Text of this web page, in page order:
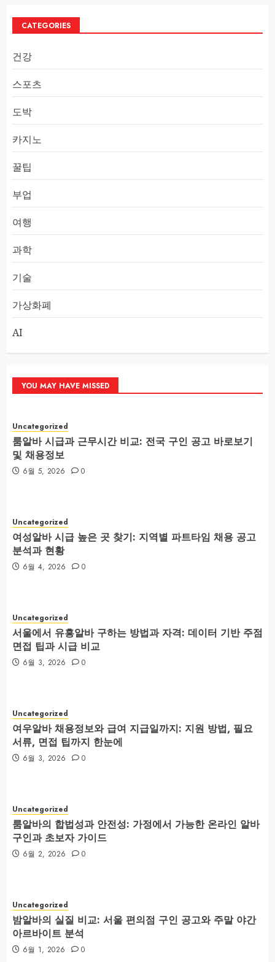
CATEGORIES
건강
스포츠
도박
카지노
꿀팁
부업
여행
과학
기술
가상화폐
AI
YOU MAY HAVE MISSED
Uncategorized
룸알바 시급과 근무시간 비교: 전국 구인 공고 바로보기
및 채용정보
6월 5, 2026 0
Uncategorized
여성알바 시급 높은 곳 찾기: 지역별 파트타임 채용 공고
분석과 현황
6월 4, 2026 0
Uncategorized
서울에서 유흥알바 구하는 방법과 자격: 데이터 기반 주점
면접 팁과 시급 비교
6월 3, 2026 0
Uncategorized
여우알바 채용정보와 급여 지급일까지: 지원 방법, 필요
서류, 면접 팁까지 한눈에
6월 3, 2026 0
Uncategorized
룸알바의 합법성과 안전성: 가정에서 가능한 온라인 알바
구인과 초보자 가이드
6월 2, 2026 0
Uncategorized
밤알바의 실질 비교: 서울 편의점 구인 공고와 주말 야간
아르바이트 분석
6월 1, 2026 0